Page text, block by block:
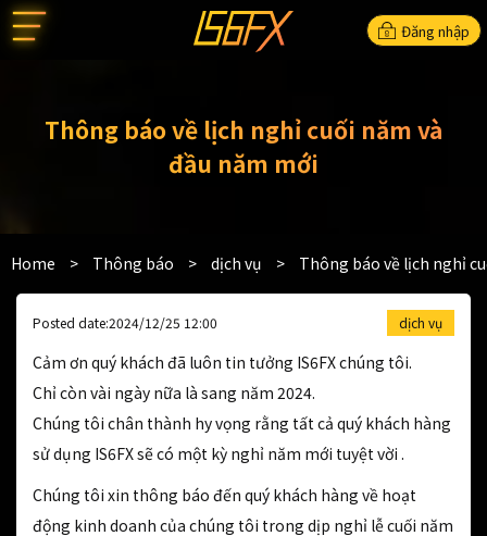
Đăng nhập
Thông báo về lịch nghỉ cuối năm và
đầu năm mới
Home > Thông báo > dịch vụ > Thông báo về lịch nghỉ
Posted date:2024/12/25 12:00 dịch vụ
Cảm ơn quý khách đã luôn tin tưởng IS6FX chúng tôi.
Chỉ còn vài ngày nữa là sang năm 2024.
Chúng tôi chân thành hy vọng rằng tất cả quý khách hàng
sử dụng IS6FX sẽ có một kỳ nghỉ năm mới tuyệt vời .
Chúng tôi xin thông báo đến quý khách hàng về hoạt
động kinh doanh của chúng tôi trong dịp nghỉ lễ cuối năm